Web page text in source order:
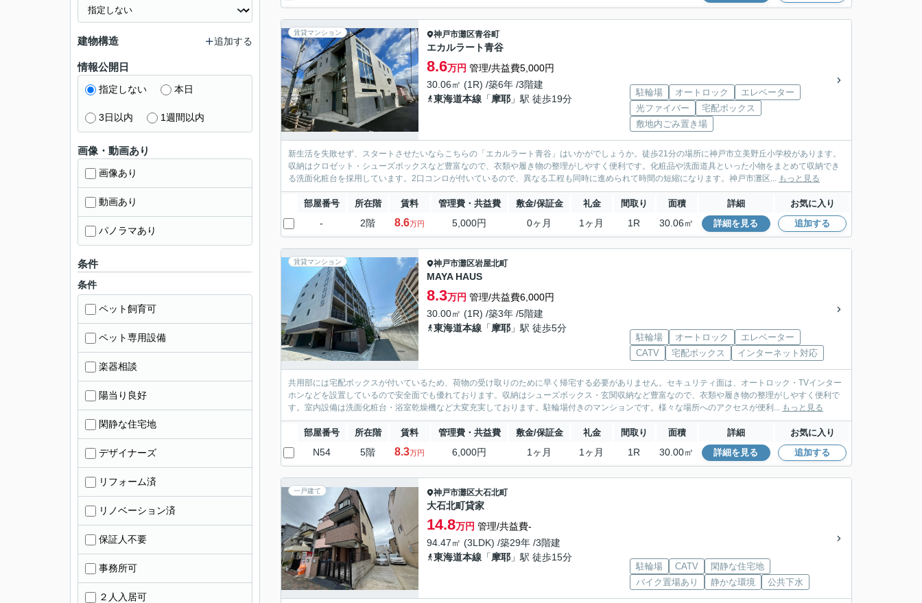
賃貸マンション 神戸市灘区青谷町
エカルラート青谷
8.6万円 管理/共益費5,000円
30.06㎡ (1R) /築6年 /3階建
東海道本線 「摩耶 」駅 徒歩19分
駐輪場 オートロック
エレベーター
光ファイバー
宅配ボックス
敷地内ごみ置き場
新生活を失敗せず、スタートさせたいならこちらの「エカルラート青谷」はいかがでしょうか。徒歩21分の場所に神戸市立美野丘小学校があります。
収納はクロゼット・シューズボックスなど豊富なので、衣類や履き物の整理がしやすく便利です。化粧品や洗面道具といった小物をまとめて収納でき
る洗面化粧台を採用しています。2口コンロが付いているので、異なる工程も同時に進められて時間の短縮になります。神戸市灘区... もっと見る
部屋番号 所在階 賃料 管理費・共益費 敷金/保証金 礼金 間取り 面積 詳細 お気に入り
- 2階 8.6万円 5,000円 0ヶ月 1ヶ月 1R 30.06㎡ 詳細を見る 追加する
賃貸マンション 神戸市灘区岩屋北町
MAYA HAUS
8.3万円 管理/共益費6,000円
30.00㎡ (1R) /築3年 /5階建
東海道本線 「摩耶 」駅 徒歩5分
駐輪場 オートロック
エレベーター
CATV
宅配ボックス インターネット対応
共用部には宅配ボックスが付いているため、荷物の受け取りのために早く帰宅する必要がありません。セキュリティ面は、オートロック・TVインター
ホンなどを設置しているので安全面でも優れております。収納はシューズボックス・玄関収納など豊富なので、衣類や履き物の整理がしやすく便利で
す。室内設備は洗面化粧台・浴室乾燥機など大変充実しております。駐輪場付きのマンションです。様々な場所へのアクセスが便利... もっと見る
部屋番号 所在階 賃料 管理費・共益費 敷金/保証金 礼金 間取り 面積 詳細 お気に入り
N54 5階 8.3万円 6,000円 1ヶ月 1ヶ月 1R 30.00㎡ 詳細を見る 追加する
一戸建て 神戸市灘区大石北町
大石北町貸家
14.8万円 管理/共益費-
94.47㎡ (3LDK) /築29年 /3階建
東海道本線 「摩耶 」駅 徒歩15分
駐輪場 CATV
閑静な住宅地
バイク置場あり
静かな環境 公共下水
建物構造 追加する
情報公開日
指定しない 本日
3日以内 1週間以内
画像・動画あり
画像あり
動画あり
パノラマあり
条件
条件
ペット飼育可
ペット専用設備
楽器相談
陽当り良好
閑静な住宅地
デザイナーズ
リフォーム済
リノベーション済
保証人不要
事務所可
２人入居可